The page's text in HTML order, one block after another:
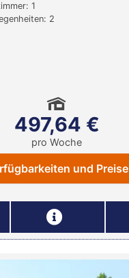
1
2
497,64 €
pro Woche
und Preise